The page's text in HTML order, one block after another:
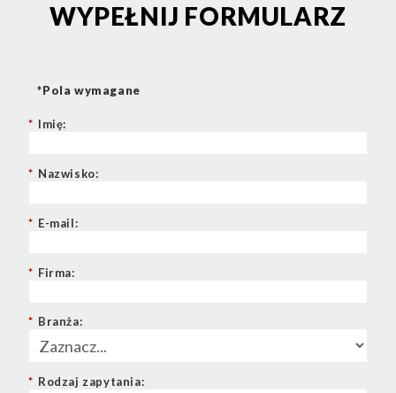
WYPEŁNIJ FORMULARZ
*Pola wymagane
* Imię:
* Nazwisko:
* E-mail:
* Firma:
* Branża:
* Rodzaj zapytania: